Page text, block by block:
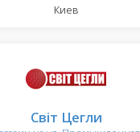
Киев
Світ Цегли